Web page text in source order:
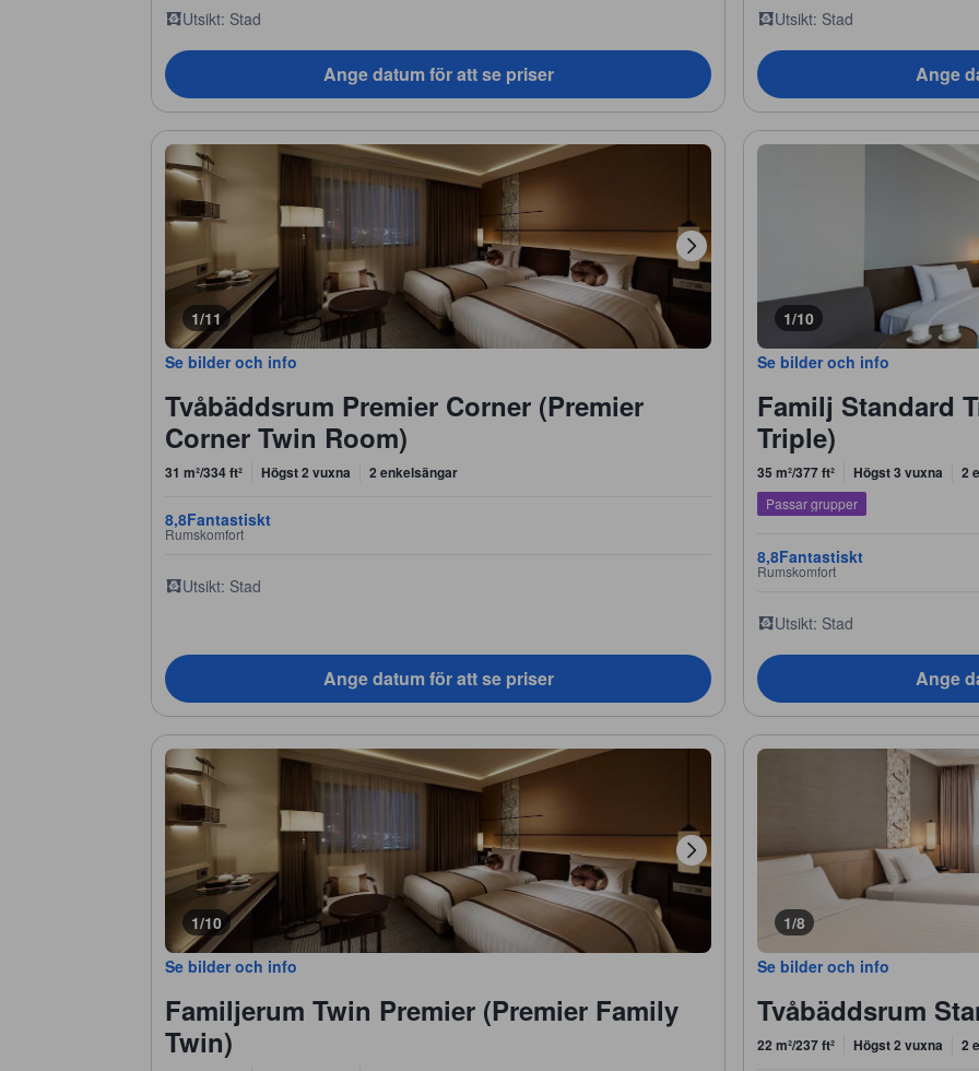
Utsikt: Stad
Ange datum för att se priser
Utsikt: Stad
Ange
1/11
Se bilder och info
Tvåbäddsrum Premier Corner (Premier
Corner Twin Room)
31 m²/334 ft² Högst 2 vuxna 2 enkelsängar
8,8Fantastiskt
Rumskomfort
Utsikt: Stad
Ange datum för att se priser
1/10
Se bilder och info
Familj Standard
Triple)
35 m²/377 ft² Högst 3 vuxna 2
Passar grupper
8,8Fantastiskt
Rumskomfort
Utsikt: Stad
Ange
1/10
Se bilder och info
Familjerum Twin Premier (Premier Family
Twin)
1/8
Se bilder och info
Tvåbäddsrum
22 m²/237 ft² Högst 2 vuxna 2